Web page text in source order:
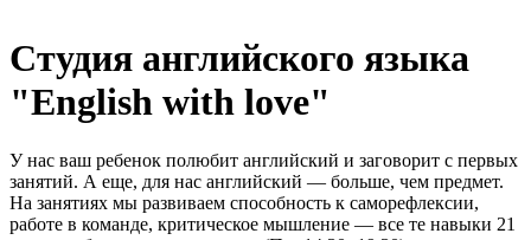
Студия английского языка
"English with love"
У нас ваш ребенок полюбит английский и заговорит с первых
занятий. А еще, для нас английский — больше, чем предмет.
На занятиях мы развиваем способность к саморефлексии,
работе в команде, критическое мышление — все те навыки 21